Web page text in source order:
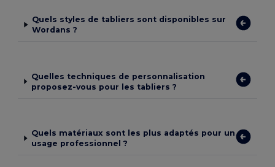
Quels styles de tabliers sont disponibles sur
Wordans ?
Quelles techniques de personnalisation
proposez-vous pour les tabliers ?
Quels matériaux sont les plus adaptés pour un
usage professionnel ?